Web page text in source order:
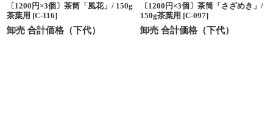
〔1200円×3個〕茶筒「風花」/ 150g
茶葉用 [C-116]
卸売 合計価格（下代）
〔1200円×3個〕茶筒「さざめき」/
150g茶葉用 [C-097]
卸売 合計価格（下代）